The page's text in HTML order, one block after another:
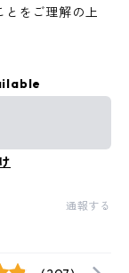
とをご理解の上
通報する